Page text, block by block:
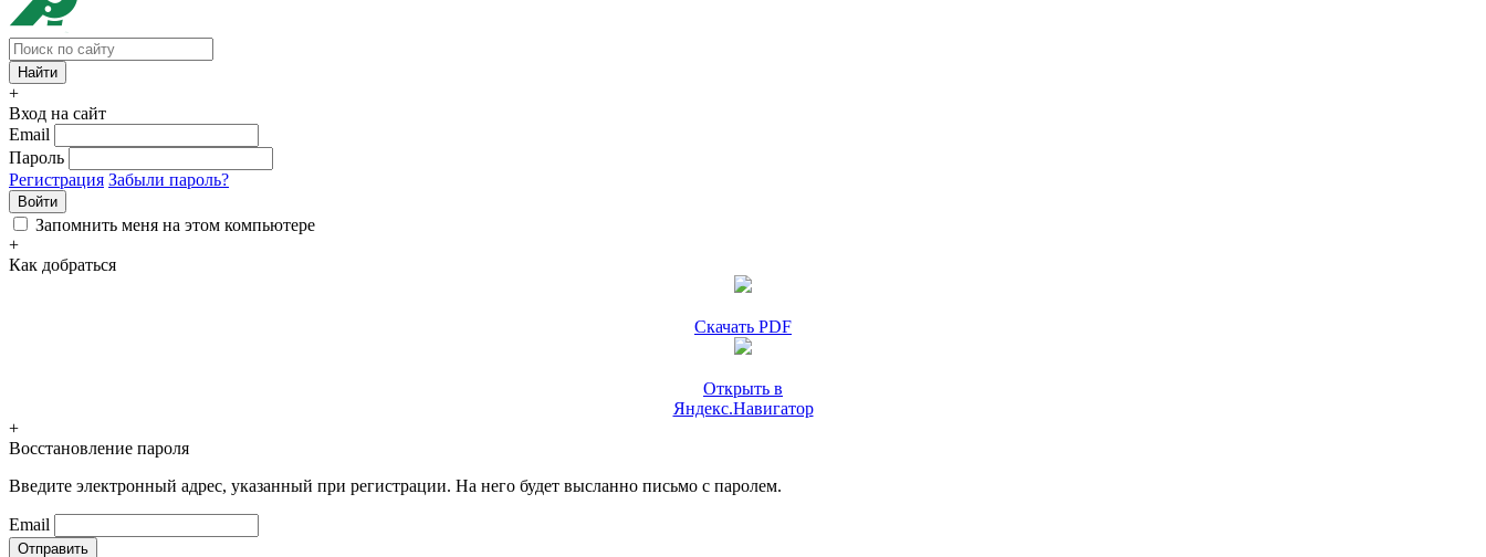
+
Вход на сайт
Email
Пароль
Регистрация Забыли пароль?
Войти
Запомнить меня на этом компьютере
+
Как добраться
Скачать PDF
Открыть в
Яндекс.Навигатор
+
Восстановление пароля
Введите электронный адрес, указанный при регистрации. На него будет высланно письмо с паролем.
Email